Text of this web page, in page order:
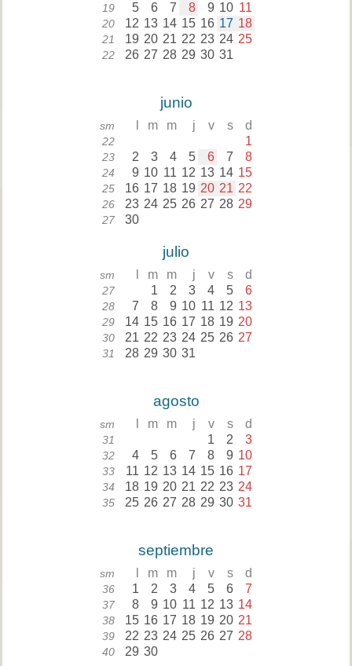
19 5 6 7 8 9 10 11
20 12 13 14 15 16 17 18
21 19 20 21 22 23 24 25
22 26 27 28 29 30 31
junio
sm m m j v s d
22 1
23 2 3 4 5 6 7 8
24 9 10 11 12 13 14 15
25 16 17 18 19 20 21 22
26 23 24 25 26 27 28 29
27 30
julio
sm m m j v s d
27 1 2 3 4 5 6
28 7 8 9 10 11 12 13
29 14 15 16 17 18 19 20
30 21 22 23 24 25 26 27
31 28 29 30 31
agosto
sm m m j v s d
31 1 2 3
32 4 5 6 7 8 9 10
33 11 12 13 14 15 16 17
34 18 19 20 21 22 23 24
35 25 26 27 28 29 30 31
septiembre
sm m m j v s d
36 1 2 3 4 5 6 7
37 8 9 10 11 12 13 14
38 15 16 17 18 19 20 21
39 22 23 24 25 26 27 28
40 29 30